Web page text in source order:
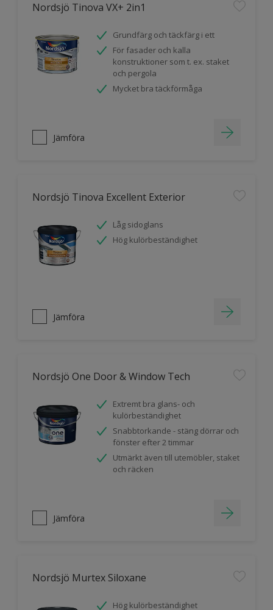
Nordsjö Tinova VX+ 2in1
Grundfärg och täckfärg i ett
För fasader och kalla
konstruktioner som t. ex. staket
och pergola
Mycket bra täckförmåga
Jämföra
Nordsjö Tinova Excellent Exterior
Låg sidoglans
Hög kulörbeständighet
Jämföra
Nordsjö One Door & Window Tech
Extremt bra glans- och
kulörbeständighet
Snabbtorkande - stäng dörrar och
fönster efter 2 timmar
Utmärkt även till utemöbler, staket
och räcken
Jämföra
Nordsjö Murtex Siloxane
Hög kulörbeständighet